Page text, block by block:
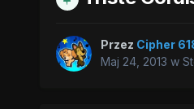
Przez Cipher
Maj 24, 2013 w